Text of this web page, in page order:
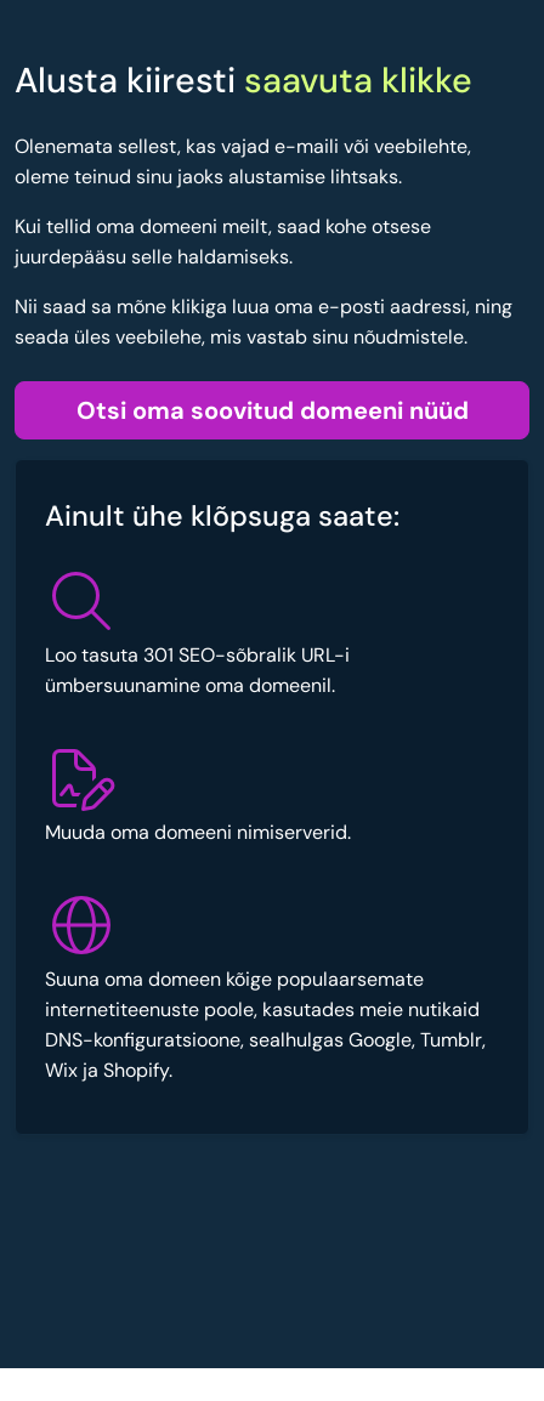
Alusta kiiresti saavuta klikke
Olenemata sellest, kas vajad e-maili või veebilehte,
oleme teinud sinu jaoks alustamise lihtsaks.
Kui tellid oma domeeni meilt, saad kohe otsese
juurdepääsu selle haldamiseks.
Nii saad sa mõne klikiga luua oma e-posti aadressi, ning
seada üles veebilehe, mis vastab sinu nõudmistele.
Otsi oma soovitud domeeni nüüd
Ainult ühe klõpsuga saate:
Loo tasuta 301 SEO-sõbralik URL-i
ümbersuunamine oma domeenil.
Muuda oma domeeni nimiserverid.
Suuna oma domeen kõige populaarsemate
internetiteenuste poole, kasutades meie nutikaid
DNS-konfiguratsioone, sealhulgas Google, Tumblr,
Wix ja Shopify.